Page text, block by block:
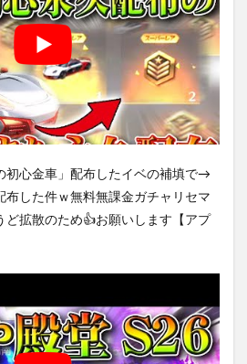
初心金車」配布したイベの補填で→
布した件ｗ無料無課金ガチャリセマ
ど拡散のため👍お願いします【アプ